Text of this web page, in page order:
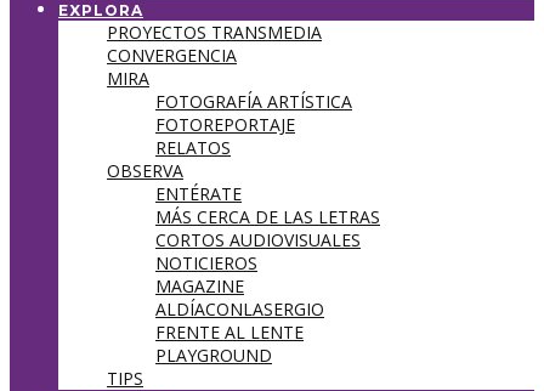
EXPLORA
PROYECTOS TRANSMEDIA
CONVERGENCIA
MIRA
FOTOGRAFÍA ARTÍSTICA
FOTOREPORTAJE
RELATOS
OBSERVA
ENTÉRATE
MÁS CERCA DE LAS LETRAS
CORTOS AUDIOVISUALES
NOTICIEROS
MAGAZINE
ALDÍACONLASERGIO
FRENTE AL LENTE
PLAYGROUND
TIPS